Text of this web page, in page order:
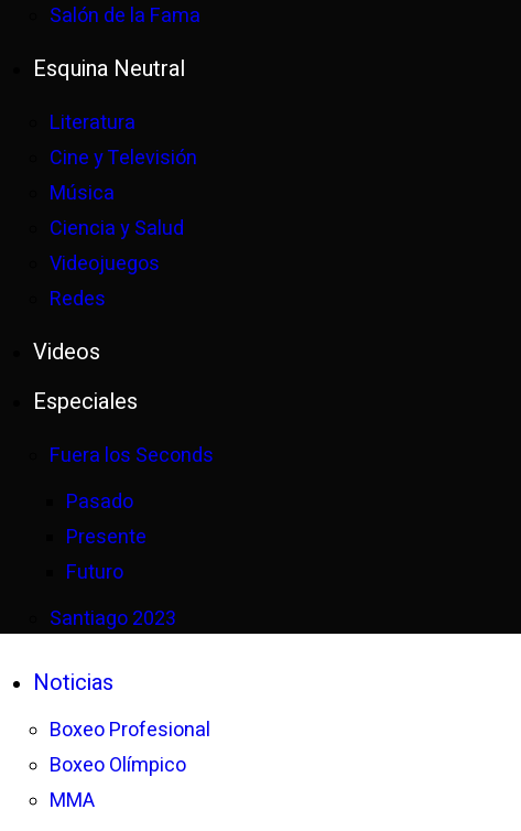
Salón de la Fama
Esquina Neutral
Literatura
Cine y Televisión
Música
Ciencia y Salud
Videojuegos
Redes
Videos
Especiales
Fuera los Seconds
Pasado
Presente
Futuro
Santiago 2023
Noticias
Boxeo Profesional
Boxeo Olímpico
MMA